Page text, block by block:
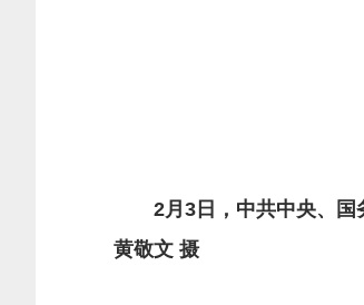
2月3日，中共中央、
黄敬文 摄